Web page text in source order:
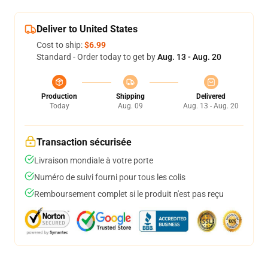
Deliver to United States
Cost to ship:$6.99
Standard - Order today to get byAug. 13 - Aug. 20
Production
Today
Shipping
Aug. 09
Delivered
Aug. 13 - Aug. 20
Transaction sécurisée
Livraison mondiale à votre porte
Numéro de suivi fourni pour tous les colis
Remboursement complet si le produit n'est pas reçu